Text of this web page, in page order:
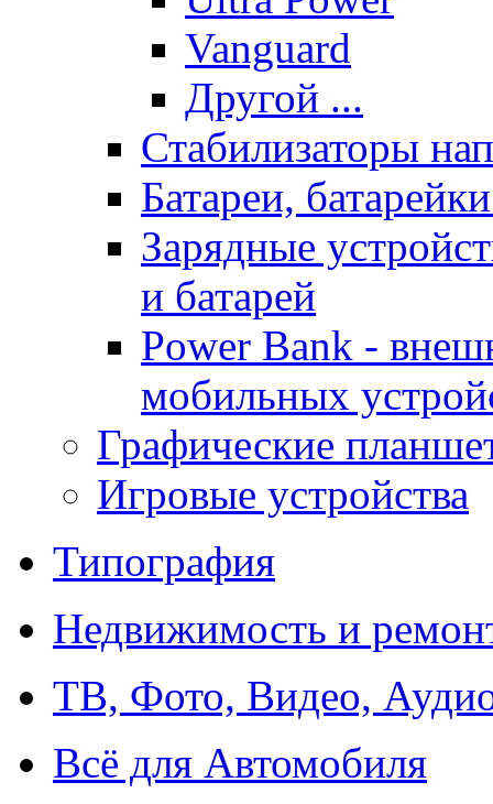
Vanguard
Другой ...
Стабилизаторы
Батареи,
Зарядные
и батарей
Power Bank -
мобильных
Графические
Игровые устройства
Типография
Недвижимость и
ТВ, Фото, Видео,
Всё для Автомобиля